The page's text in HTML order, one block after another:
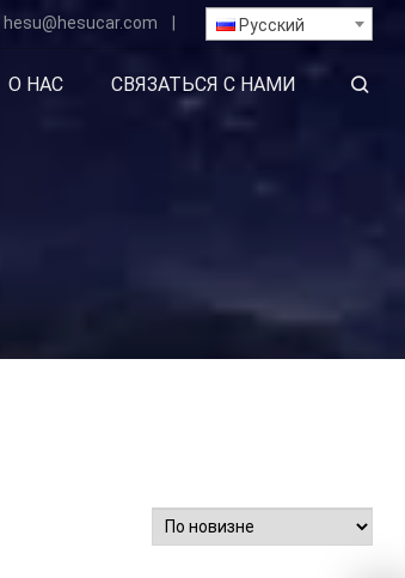
hesu@hesucar.com Русский
О НАС СВЯЗАТЬСЯ С НАМИ